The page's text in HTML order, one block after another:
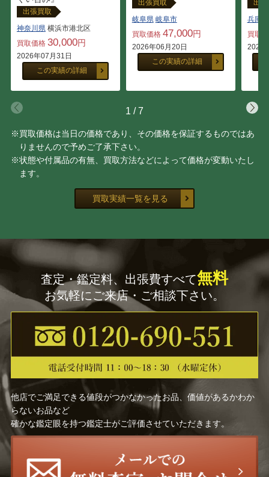
出張買取
神奈川県 横浜市港北区
買取価格 30,000円
2026年07月31日
この実績の詳細
出張買取
岐阜県 岐阜市
買取価格 47,000円
2026年06月20日
この実績の詳細
出
兵庫県
買取
2026
1 /7
※買取価格は当日の価格であり、その価格を保証するものではあ
りませんので予めご了承下さい。
※状態や付属品の有無、買取方法などによって価格が変動いたし
ます。
買取実績一覧を見る
査定・鑑定料、出張費すべて無料
お気軽にご来店・ご相談下さい。
他店でご満足できる値段がつかなかったお品、価値があるかわか
らないお品など
確かな鑑定眼を持つ鑑定士がご評価させていただきます。